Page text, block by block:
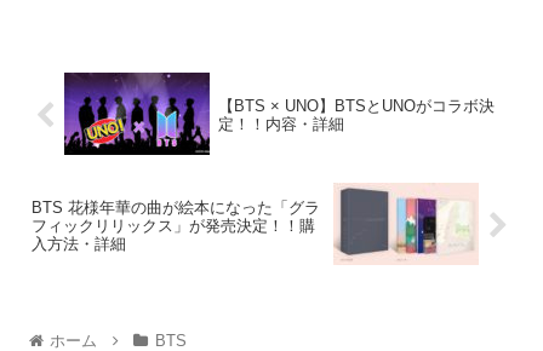
【BTS × UNO】BTSとUNOがコラボ決
定！！内容・詳細
BTS 花様年華の曲が絵本になった「グラ
フィックリリックス」が発売決定！！購
入方法・詳細
ホーム BTS